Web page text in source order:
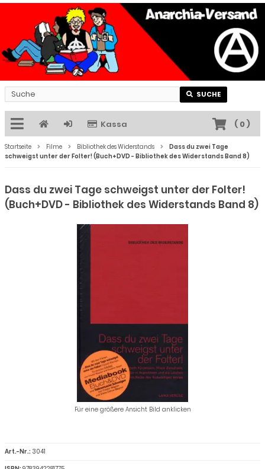
SUCHE
Kassa ( 0)
Startseite Filme Bibliothek des Widerstands
Dass du zwei Tage
schweigst unter der Folter! (Buch+DVD - Bibliothek des Widerstands Band 8)
Dass du zwei Tage schweigst unter der Folter!
(Buch+DVD - Bibliothek des Widerstands Band 8)
Für eine größere Ansicht Bild anklicken
Art.-Nr.: 3041